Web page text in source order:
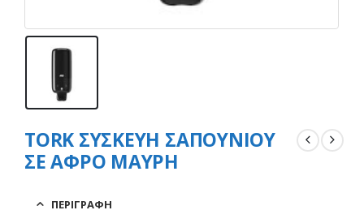
TORK ΣΥΣΚΕΥΗ ΣΑΠΟΥΝΙΟΥ
ΣΕ ΑΦΡΟ ΜΑΥΡΗ
ΠΕΡΙΓΡΑΦΉ